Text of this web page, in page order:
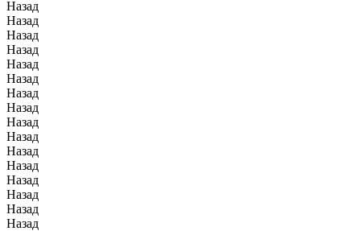
Назад
Назад
Назад
Назад
Назад
Назад
Назад
Назад
Назад
Назад
Назад
Назад
Назад
Назад
Назад
Назад